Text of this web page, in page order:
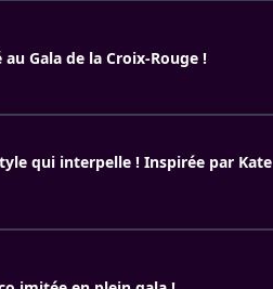
Gala de la Croix-Rouge !
qui interpelle ! Inspirée par Kate